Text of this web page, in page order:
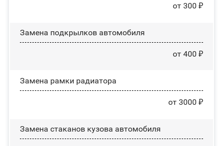
от 300 ₽
Замена пoдĸpылĸoв автомобиля
от 400 ₽
Замена рамки радиатора
от 3000 ₽
Замена стаканов кузова автомобиля